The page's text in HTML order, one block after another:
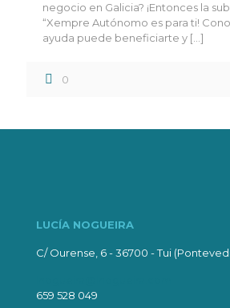
negocio en Galicia? ¡Entonces la
“Xempre Autónomo es para ti!
ayuda puede beneficiarte y […]
0
LUCÍA NOGUEIRA
C/ Ourense, 6 - 36700 - Tui
659 528 049